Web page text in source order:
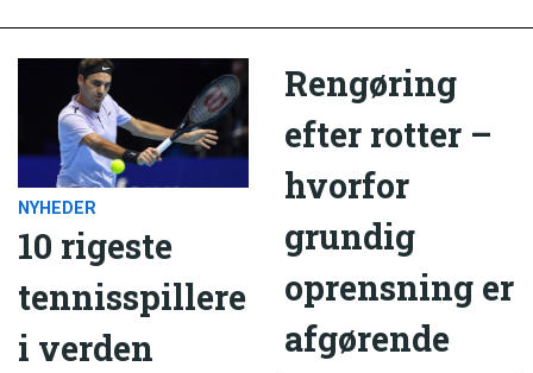
NYHEDER
10 rigeste
tennisspillere
i verden
Rengøring
efter rotter –
hvorfor
grundig
oprensning er
afgørende